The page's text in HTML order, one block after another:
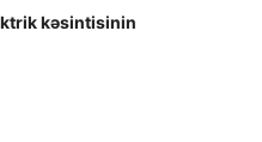
kəsintisinin